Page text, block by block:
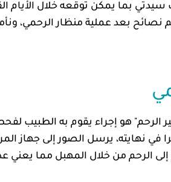
بما يمكن توقعه خلال الأيام
بعد عملية منظار الرحمي،
الرحم" هو إجراء يقوم به الطبيب
نهايته، يرسل الصور إلى جهاز
إلى الرحم من خلال المهبل مما يعني